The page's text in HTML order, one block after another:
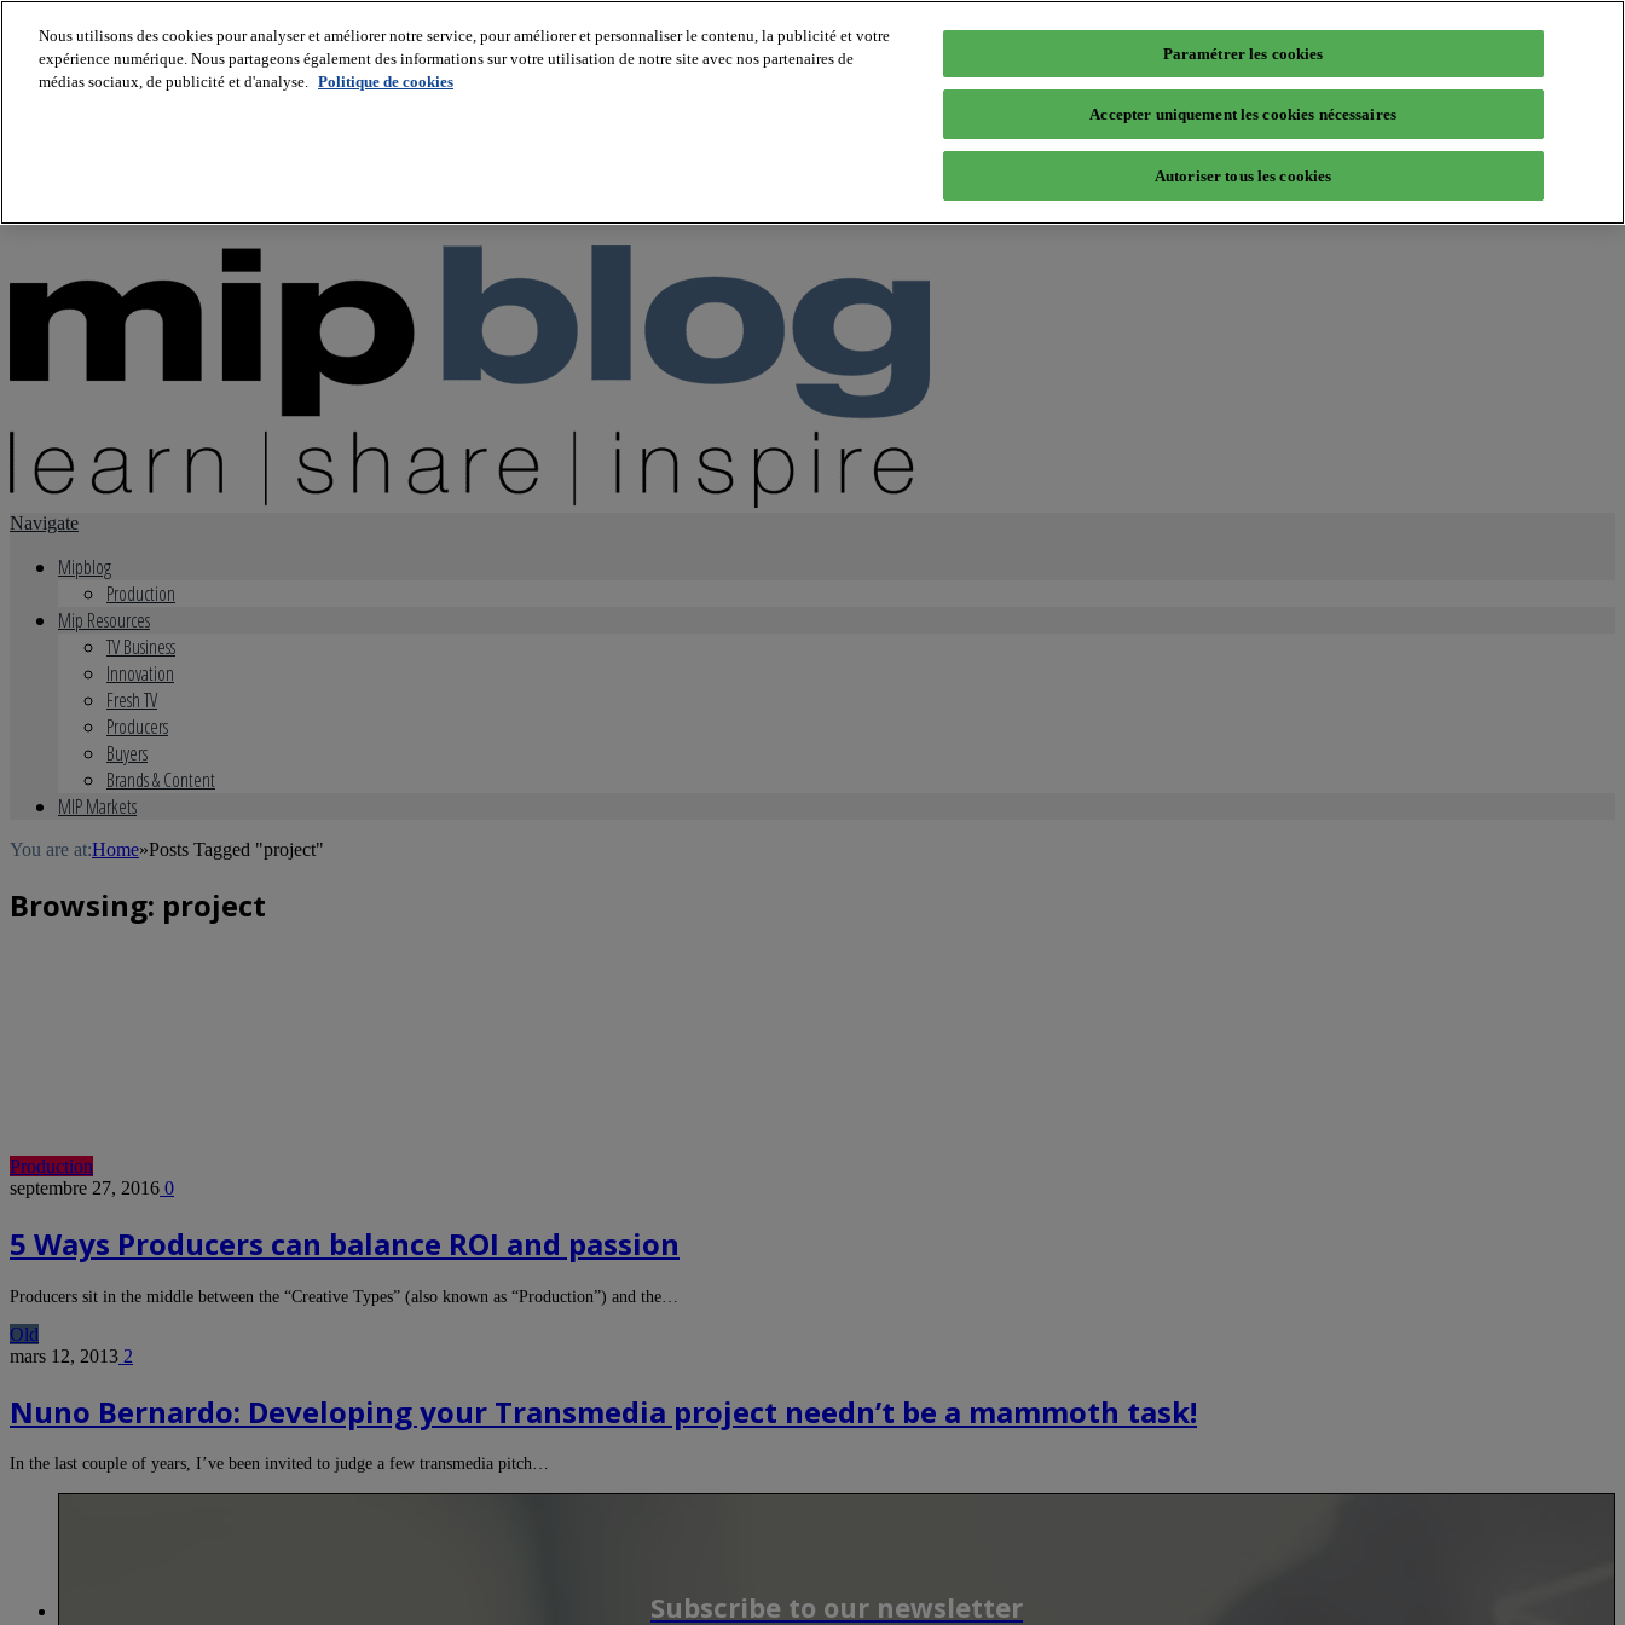
About us
Navigate
Mipblog
Production
Mip Resources
TV Business
Innovation
Fresh TV
Producers
Buyers
Brands & Content
MIP Markets
You are at:Home»Posts Tagged "project"
Browsing: project
Production
septembre 27, 2016 0
5 Ways Producers can balance ROI and passion
Producers sit in the middle between the “Creative Types” (also known as “Production”) and the…
Old
mars 12, 2013 2
Nuno Bernardo: Developing your Transmedia project needn’t be a mammoth task!
In the last couple of years, I’ve been invited to judge a few transmedia pitch…
Subscribe to our newsletter
Nous utilisons des cookies pour analyser et améliorer notre service, pour améliorer et personnaliser le contenu, la publicité et votre
expérience numérique. Nous partageons également des informations sur votre utilisation de notre site avec nos partenaires de
médias sociaux, de publicité et d'analyse. Politique de cookies
Paramétrer les cookies
Accepter uniquement les cookies nécessaires
Autoriser tous les cookies